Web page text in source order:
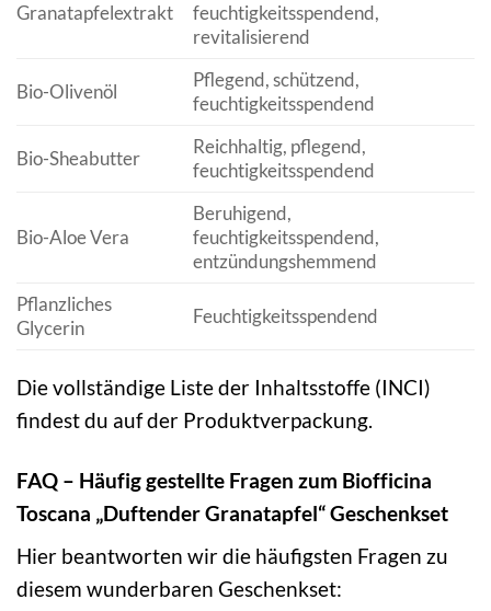
Granatapfelextrakt
feuchtigkeitsspendend,
revitalisierend
Bio-Olivenöl
Pflegend, schützend,
feuchtigkeitsspendend
Bio-Sheabutter
Reichhaltig, pflegend,
feuchtigkeitsspendend
Bio-Aloe Vera
Beruhigend,
feuchtigkeitsspendend,
entzündungshemmend
Pflanzliches
Glycerin
Feuchtigkeitsspendend
Die vollständige Liste der Inhaltsstoffe (INCI)
findest du auf der Produktverpackung.
FAQ – Häufig gestellte Fragen zum Biofficina
Toscana „Duftender Granatapfel“ Geschenkset
Hier beantworten wir die häufigsten Fragen zu
diesem wunderbaren Geschenkset: